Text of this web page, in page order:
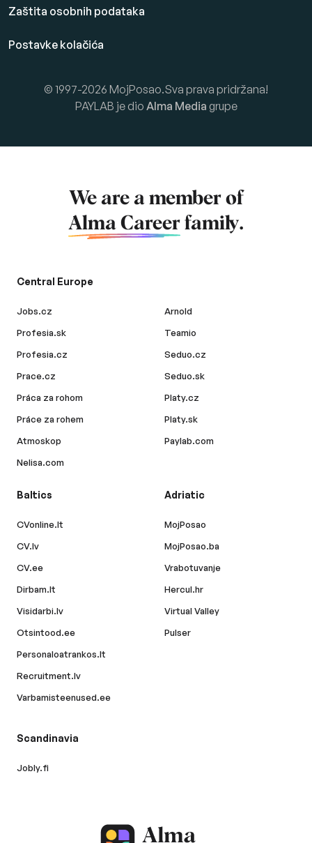
Zaštita osobnih podataka
Postavke kolačića
© 1997-2026 MojPosao.Sva prava pridržana!
PAYLAB je dio Alma Media grupe
We are a member of
Alma Career family.
Central Europe
Jobs.cz
Profesia.sk
Profesia.cz
Prace.cz
Práca za rohom
Práce za rohem
Atmoskop
Nelisa.com
Arnold
Teamio
Seduo.cz
Seduo.sk
Platy.cz
Platy.sk
Paylab.com
Baltics
CVonline.lt
CV.lv
CV.ee
Dirbam.lt
Visidarbi.lv
Otsintood.ee
Personaloatrankos.lt
Recruitment.lv
Varbamisteenused.ee
Adriatic
MojPosao
MojPosao.ba
Vrabotuvanje
Hercul.hr
Virtual Valley
Pulser
Scandinavia
Jobly.fi